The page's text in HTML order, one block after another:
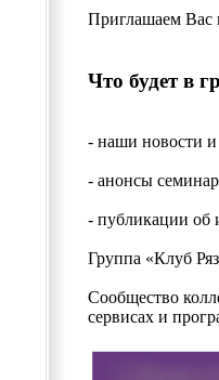
Приглашаем Вас
Что будет в
- наши новости
- анонсы
- публикации об
Группа «Клуб
Сообщество
сервисах и